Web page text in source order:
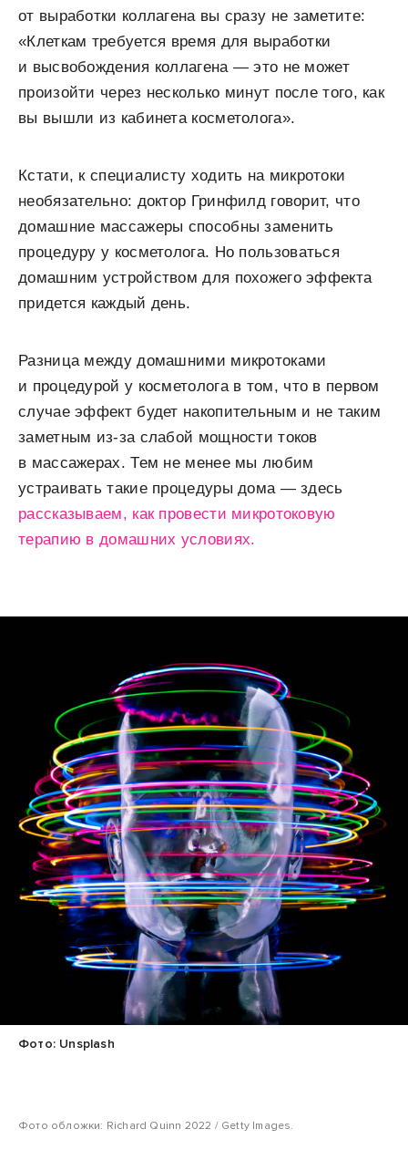
от выработки коллагена вы сразу не заметите:
«Клеткам требуется время для выработки
и высвобождения коллагена — это не может
произойти через несколько минут после того, как
вы вышли из кабинета косметолога».
Кстати, к специалисту ходить на микротоки
необязательно: доктор Гринфилд говорит, что
домашние массажеры способны заменить
процедуру у косметолога. Но пользоваться
домашним устройством для похожего эффекта
придется каждый день.
Разница между домашними микротоками
и процедурой у косметолога в том, что в первом
случае эффект будет накопительным и не таким
заметным из-за слабой мощности токов
в массажерах. Тем не менее мы любим
устраивать такие процедуры дома — здесь
рассказываем, как провести микротоковую
терапию в домашних условиях.
Фото: Unsplash
Фото обложки: Richard Quinn 2022 / Getty Images.